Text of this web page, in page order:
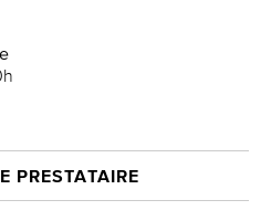
PRESTATAIRE